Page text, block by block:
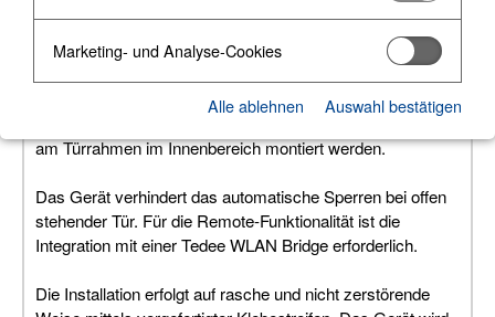
Der Tedee Door Sensor erkennt, ob eine Tür offen oder
geschlossen ist und zeigt diesen Status in Echtzeit
der Tedee App an. Das Gerät besteht aus zwei Teilen –
einem Sensor und einem Magnet – welche am Türblatt und
am Türrahmen im Innenbereich montiert werden.
Das Gerät verhindert das automatische Sperren bei offen
stehender Tür. Für die Remote-Funktionalität ist die
Integration mit einer Tedee WLAN Bridge erforderlich.
Die Installation erfolgt auf rasche und nicht zerstörende
Marketing- und Analyse-Cookies
Alle ablehnen Auswahl bestätigen